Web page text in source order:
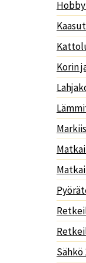
Korin
Sähkö